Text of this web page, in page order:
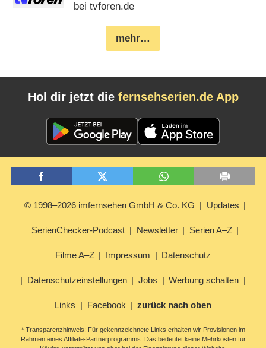
bei tvforen.de
mehr…
Hol dir jetzt die fernsehserien.de App
© 1998–2026 imfernsehen GmbH & Co. KG Updates
SerienChecker-Podcast Newsletter Serien A–Z
Filme A–Z Impressum Datenschutz
Datenschutzeinstellungen Jobs Werbung schalten
Links Facebook zurück nach oben
* Transparenzhinweis: Für gekennzeichnete Links erhalten wir Provisionen im
Rahmen eines Affiliate-Partnerprogramms. Das bedeutet keine Mehrkosten für